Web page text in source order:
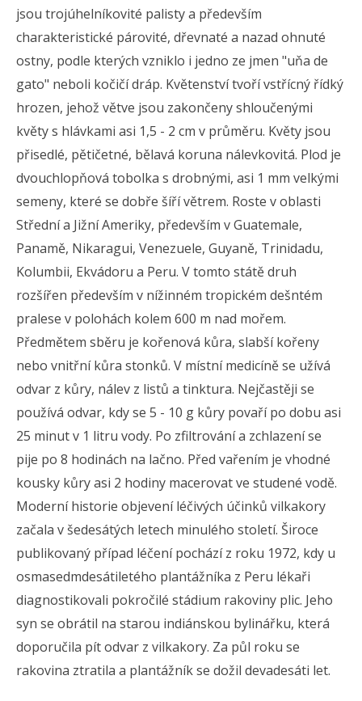
jsou trojúhelníkovité palisty a především
charakteristické párovité, dřevnaté a nazad ohnuté
ostny, podle kterých vzniklo i jedno ze jmen "uňa de
gato" neboli kočičí dráp. Květenství tvoří vstřícný řídký
hrozen, jehož větve jsou zakončeny shloučenými
květy s hlávkami asi 1,5 - 2 cm v průměru. Květy jsou
přisedlé, pětičetné, bělavá koruna nálevkovitá. Plod je
dvouchlopňová tobolka s drobnými, asi 1 mm velkými
semeny, které se dobře šíří větrem. Roste v oblasti
Střední a Jižní Ameriky, především v Guatemale,
Panamě, Nikaragui, Venezuele, Guyaně, Trinidadu,
Kolumbii, Ekvádoru a Peru. V tomto státě druh
rozšířen především v nížinném tropickém dešntém
pralese v polohách kolem 600 m nad mořem.
Předmětem sběru je kořenová kůra, slabší kořeny
nebo vnitřní kůra stonků. V místní medicíně se užívá
odvar z kůry, nálev z listů a tinktura. Nejčastěji se
používá odvar, kdy se 5 - 10 g kůry povaří po dobu asi
25 minut v 1 litru vody. Po zfiltrování a zchlazení se
pije po 8 hodinách na lačno. Před vařením je vhodné
kousky kůry asi 2 hodiny macerovat ve studené vodě.
Moderní historie objevení léčivých účinků vilkakory
začala v šedesátých letech minulého století. Široce
publikovaný případ léčení pochází z roku 1972, kdy u
osmasedmdesátiletého plantážníka z Peru lékaři
diagnostikovali pokročilé stádium rakoviny plic. Jeho
syn se obrátil na starou indiánskou bylinářku, která
doporučila pít odvar z vilkakory. Za půl roku se
rakovina ztratila a plantážník se dožil devadesáti let.